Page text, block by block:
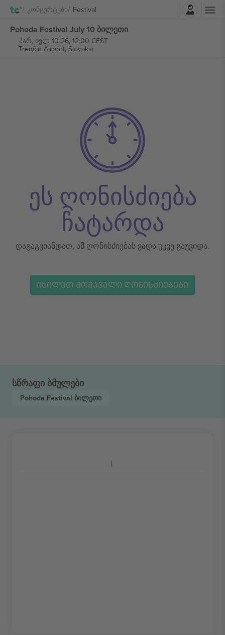
Კონცერტები Festival
Pohoda Festival July 10 ბილეთი
პარ, ივლ 10 26, 12:00 CEST
Trenčín Airport, Slovakia
ეს ღონისძიება
ჩატარდა
დაგაგვიანდათ, ამ ღონისძიებას ვადა უკვე გაუვიდა.
ᲘᲮᲘᲚᲔᲗ ᲛᲝᲛᲐᲕᲐᲚᲘ ᲦᲝᲜᲘᲡᲫᲘᲔᲑᲔᲑᲘ
სწრაფი ბმულები
Pohoda Festival ბილეთი